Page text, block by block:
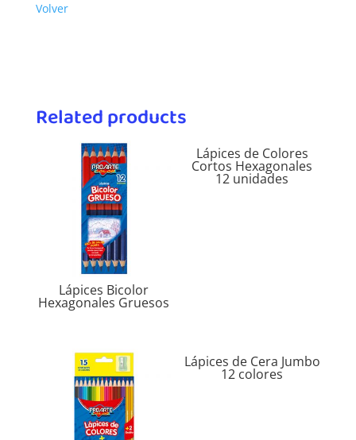
Volver
Related products
Lápices Bicolor
Hexagonales Gruesos
Lápices de Colores
Cortos Hexagonales
12 unidades
Lápices de Cera Jumbo
12 colores